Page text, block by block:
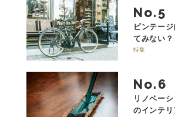
No.
ビンテー
てみない
特集
No.
リノベー
のインテ